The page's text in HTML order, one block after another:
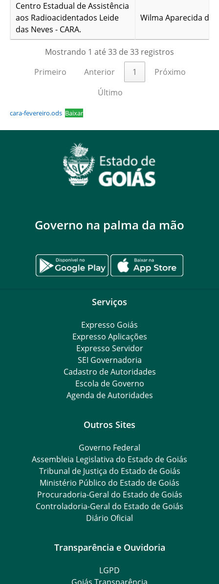
Centro Estadual de Assistência
aos Radioacidentados Leide
das Neves - CARA.
Wilma Aparecida de
Mostrando 1 até 33 de 33 registros
Primeiro
Anterior 1
Próximo
Último
cara-fevereiro.ods Baixar
Governo na palma da mão
Serviços
Expresso Goiás
Expresso Aplicações
Expresso Servidor
SEI Governadoria
Cadastro de Autoridades
Escola de Governo
Agenda de Autoridades
Outros Sites
Governo Federal
Assembleia Legislativa do Estado de Goiás
Tribunal de Justiça do Estado de Goiás
Ministério Público do Estado de Goiás
Procuradoria-Geral do Estado de Goiás
Controladoria-Geral do Estado de Goiás
Diário Oficial
Transparência e Ouvidoria
LGPD